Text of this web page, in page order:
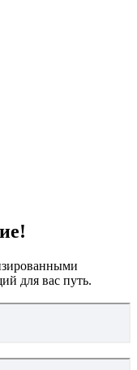
для вас путь.